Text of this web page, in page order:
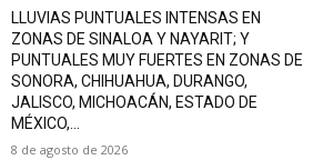
LLUVIAS PUNTUALES INTENSAS EN
ZONAS DE SINALOA Y NAYARIT; Y
PUNTUALES MUY FUERTES EN ZONAS DE
SONORA, CHIHUAHUA, DURANGO,
JALISCO, MICHOACÁN, ESTADO DE
MÉXICO,...
8 de agosto de 2026